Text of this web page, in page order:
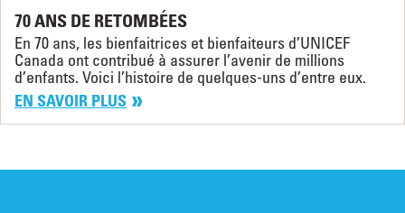
70 ANS DE RETOMBÉES
En 70 ans, les bienfaitrices et bienfaiteurs d’UNICEF
Canada ont contribué à assurer l’avenir de millions
d’enfants. Voici l’histoire de quelques-uns d’entre eux.
EN SAVOIR PLUS